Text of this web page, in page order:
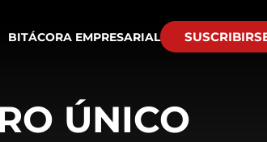
BITÁCORA EMPRESARIAL
ÚNICO